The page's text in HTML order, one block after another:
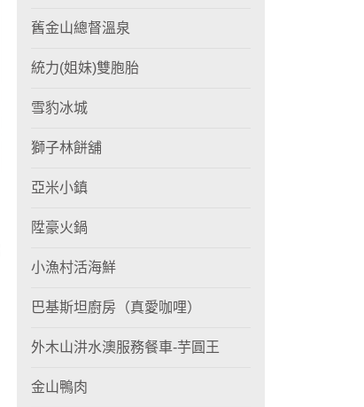
舊金山總督溫泉
統力(姐妹)雙胞胎
雪豹冰城
獅子林餅舖
亞米小鎮
陞豪火鍋
小漁村活海鮮
巴基斯坦廚房（真愛咖哩）
外木山汫水澳服務餐車-芋圓王
金山鴨肉